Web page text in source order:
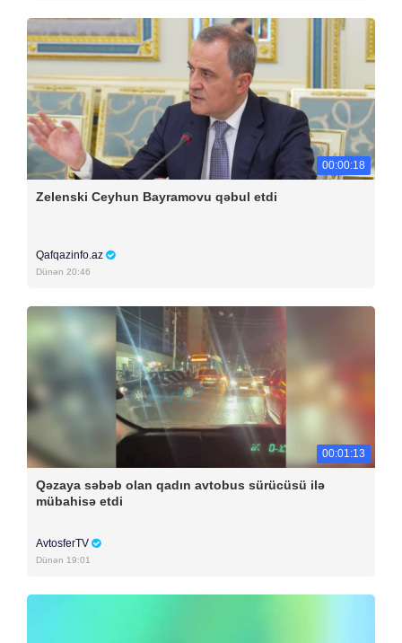
00:00:18
Zelenski Ceyhun Bayramovu qəbul etdi
Qafqazinfo.az
Dünən 20:46
00:01:13
Qəzaya səbəb olan qadın avtobus sürücüsü ilə
mübahisə etdi
AvtosferTV
Dünən 19:01